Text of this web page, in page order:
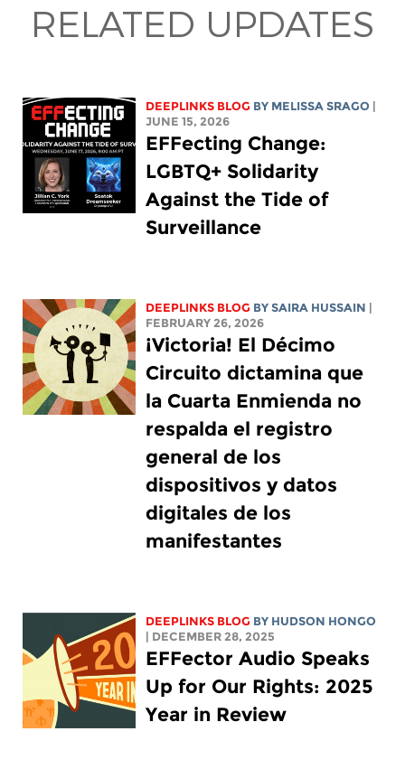
RELATED UPDATES
DEEPLINKS BLOG BY MELISSA SRAGO |
JUNE 15, 2026
EFFecting Change:
LGBTQ+ Solidarity
Against the Tide of
Surveillance
DEEPLINKS BLOG BYSAIRA HUSSAIN |
FEBRUARY 26, 2026
¡Victoria! El Décimo
Circuito dictamina que
la Cuarta Enmienda no
respalda el registro
general de los
dispositivos y datos
digitales de los
manifestantes
DEEPLINKS BLOG BY HUDSON HONGO
| DECEMBER 28, 2025
EFFector Audio Speaks
Up for Our Rights: 2025
Year in Review